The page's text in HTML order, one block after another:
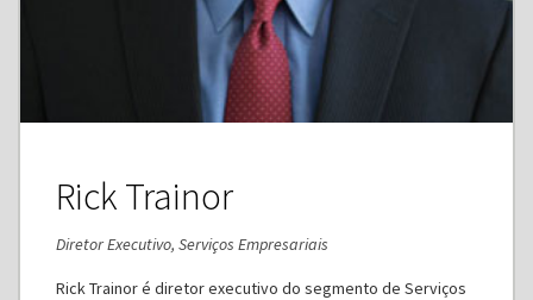
Rick Trainor
Diretor Executivo, Serviços Empresariais
Rick Trainor é diretor executivo do segmento de Serviços